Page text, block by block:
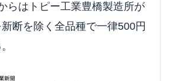
らはトピー工業豊橋製造所が
断を除く全品種で一律500円